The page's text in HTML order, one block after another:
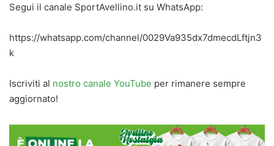
Segui il canale SportAvellino.it su WhatsApp:
https://whatsapp.com/channel/0029Va935dx7dmecdLftjn3
k
Iscriviti al nostro canale YouTube per rimanere sempre
aggiornato!